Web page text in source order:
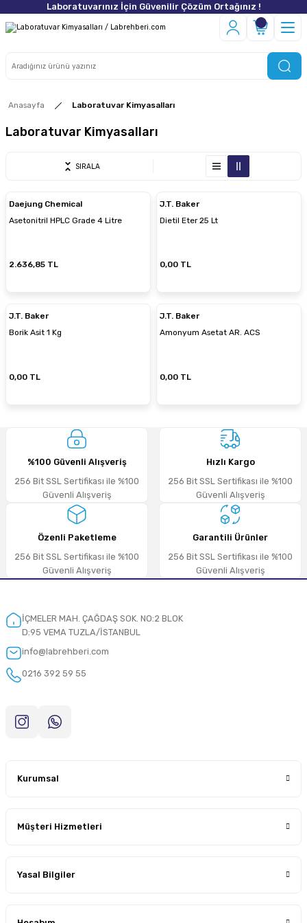
Laboratuvarınız İçin Güvenilir Çözüm Ortağınız !
Anasayfa Laboratuvar Kimyasalları
Laboratuvar Kimyasalları
SIRALA
Daejung Chemical
Asetonitril HPLC Grade 4 Litre
2.636,85 TL
J.T. Baker
Dietil Eter 25 Lt
0,00 TL
J.T. Baker
Borik Asit 1 Kg
0,00 TL
J.T. Baker
Amonyum Asetat AR. ACS
0,00 TL
%100 Güvenli Alışveriş
256 Bit SSL Sertifikası ile %100
Güvenli Alışveriş
Hızlı Kargo
256 Bit SSL Sertifikası ile %100
Güvenli Alışveriş
Özenli Paketleme
256 Bit SSL Sertifikası ile %100
Güvenli Alışveriş
Garantili Ürünler
256 Bit SSL Sertifikası ile %100
Güvenli Alışveriş
İÇMELER MAH. ÇAĞDAŞ SOK. NO:2 BLOK
D:95 VEMA TUZLA/İSTANBUL
info@labrehberi.com
0216 392 59 55
Kurumsal
Müşteri Hizmetleri
Yasal Bilgiler